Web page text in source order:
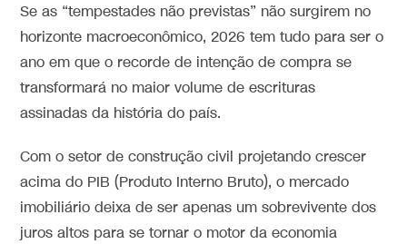
Se as “tempestades não previstas” não surgirem no
horizonte macroeconômico, 2026 tem tudo para ser o
ano em que o recorde de intenção de compra se
transformará no maior volume de escrituras
assinadas da história do país.
Com o setor de construção civil projetando crescer
acima do PIB (Produto Interno Bruto), o mercado
imobiliário deixa de ser apenas um sobrevivente dos
juros altos para se tornar o motor da economia